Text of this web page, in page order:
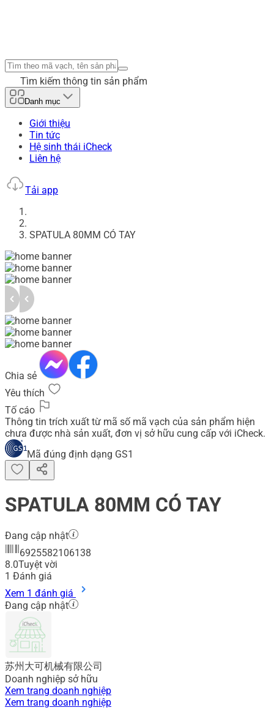
Tìm kiếm thông tin sản phẩm
Danh mục
Giới thiệu
Tin tức
Hệ sinh thái iCheck
Liên hệ
Tải app
SPATULA 80MM CÓ TAY
Chia sẻ
Yêu thích
Tố cáo
Thông tin trích xuất từ mã số mã vạch của sản phẩm hiện
chưa được nhà sản xuất, đơn vị sở hữu cung cấp với iCheck.
Mã đúng định dạng GS1
SPATULA 80MM CÓ TAY
Đang cập nhật
6925582106138
8.0Tuyệt vời
1 Đánh giá
Xem 1 đánh giá
Đang cập nhật
苏州大可机械有限公司
Doanh nghiệp sở hữu
Xem trang doanh nghiệp
Xem trang doanh nghiệp